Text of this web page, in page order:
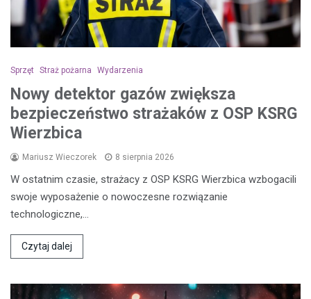
Sprzęt Straż pożarna Wydarzenia
Nowy detektor gazów zwiększa
bezpieczeństwo strażaków z OSP KSRG
Wierzbica
Mariusz Wieczorek 8 sierpnia 2026
W ostatnim czasie, strażacy z OSP KSRG Wierzbica wzbogacili
swoje wyposażenie o nowoczesne rozwiązanie
technologiczne,…
Czytaj dalej